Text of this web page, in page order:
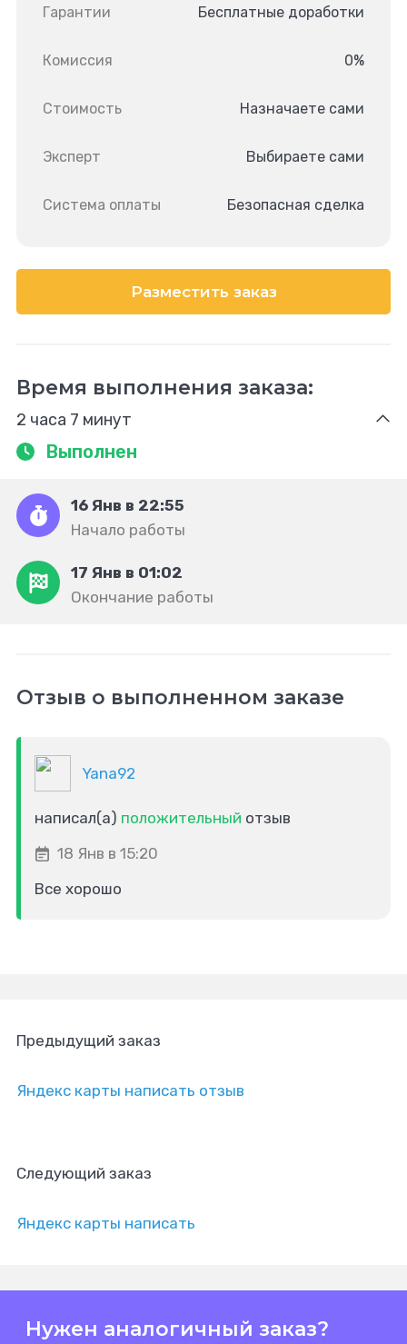
Гарантии Бесплатные доработки
Комиссия 0%
Стоимость Назначаете сами
Эксперт Выбираете сами
Система оплаты Безопасная сделка
Разместить заказ
Время выполнения заказа:
2 часа 7 минут
Выполнен
16 Янв в 22:55
Начало работы
17 Янв в 01:02
Окончание работы
Отзыв о выполненном заказе
Yana92
написал(а) положительный отзыв
18 Янв в 15:20
Все хорошо
Предыдущий заказ
Яндекс карты написать отзыв
Следующий заказ
Яндекс карты написать
Нужен аналогичный заказ?